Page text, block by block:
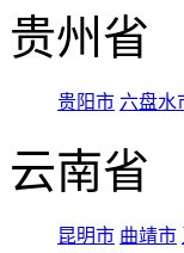
贵州省
贵阳市 六盘水
云南省
昆明市 曲靖市